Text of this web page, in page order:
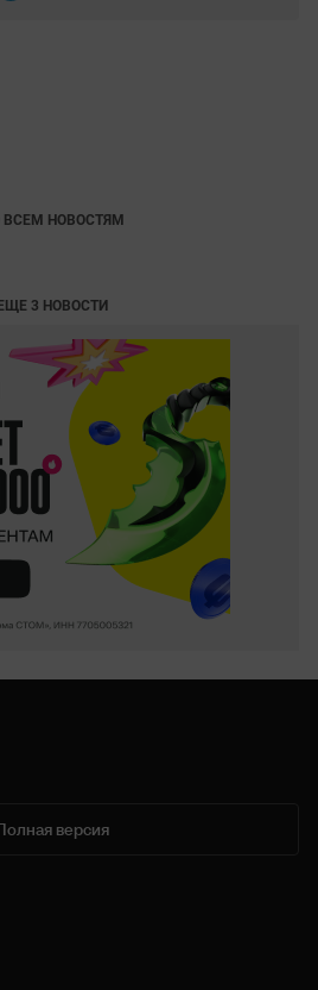
ВСЕМ НОВОСТЯМ
ЕЩЕ 3 НОВОСТИ
версия